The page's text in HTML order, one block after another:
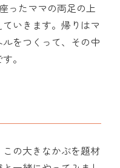
ったママの両足の上
いきます。帰りはマ
をつくって、その中
。
の大きなかぶを題材